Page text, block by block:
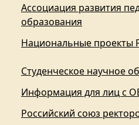
Ассоциация развития
образования
Национальные проекты
Студенческое научное
Информация для лиц с
Российский союз